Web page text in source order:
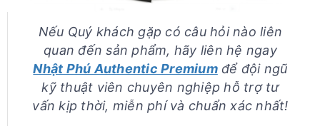
Nếu Quý khách gặp có câu hỏi nào liên
quan đến sản phẩm, hãy liên hệ ngay
Nhật Phú Authentic Premiumđể đội ngũ
kỹ thuật viên chuyên nghiệp hỗ trợ tư
vấn kịp thời, miễn phí và chuẩn xác nhất!